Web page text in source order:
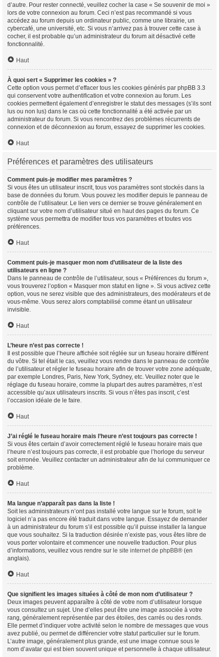
d’autre. Pour rester connecté, veuillez cocher la case « Se souvenir de moi »
lors de votre connexion au forum. Ceci n’est pas recommandé si vous
accédez au forum depuis un ordinateur public, comme une librairie, un
cybercafé, une université, etc. Si vous n’arrivez pas à trouver cette case à
cocher, il est probable qu’un administrateur du forum ait désactivé cette
fonctionnalité.
Haut
À quoi sert « Supprimer les cookies » ?
Cette option vous permet d’effacer tous les cookies générés par phpBB 3.3
qui conservent votre authentification et votre connexion au forum. Les
cookies permettent également d’enregistrer le statut des messages (s’ils sont
lus ou non lus) dans le cas où cette fonctionnalité a été activée par un
administrateur du forum. Si vous rencontrez des problèmes récurrents de
connexion et de déconnexion au forum, essayez de supprimer les cookies.
Haut
Préférences et paramètres des utilisateurs
Comment puis-je modifier mes paramètres ?
Si vous êtes un utilisateur inscrit, tous vos paramètres sont stockés dans la
base de données du forum. Vous pouvez les modifier depuis le panneau de
contrôle de l’utilisateur. Le lien vers ce dernier se trouve généralement en
cliquant sur votre nom d’utilisateur situé en haut des pages du forum. Ce
système vous permettra de modifier tous vos paramètres et toutes vos
préférences.
Haut
Comment puis-je masquer mon nom d’utilisateur de la liste des
utilisateurs en ligne ?
Dans le panneau de contrôle de l’utilisateur, sous « Préférences du forum »,
vous trouverez l’option « Masquer mon statut en ligne ». Si vous activez cette
option, vous ne serez visible que des administrateurs, des modérateurs et de
vous-même. Vous serez alors comptabilisé comme étant un utilisateur
invisible.
Haut
L’heure n’est pas correcte !
Il est possible que l’heure affichée soit réglée sur un fuseau horaire différent
du vôtre. Si tel était le cas, veuillez vous rendre dans le panneau de contrôle
de l’utilisateur et régler le fuseau horaire afin de trouver votre zone adéquate,
par exemple Londres, Paris, New York, Sydney, etc. Veuillez noter que le
réglage du fuseau horaire, comme la plupart des autres paramètres, n’est
accessible qu’aux utilisateurs inscrits. Si vous n’êtes pas inscrit, c’est
l’occasion idéale de le faire.
Haut
J’ai réglé le fuseau horaire mais l’heure n’est toujours pas correcte !
Si vous êtes certain d’avoir correctement réglé le fuseau horaire mais que
l’heure n’est toujours pas correcte, il est probable que l’horloge du serveur
soit erronée. Veuillez contacter un administrateur afin de lui communiquer ce
problème.
Haut
Ma langue n’apparaît pas dans la liste !
Soit les administrateurs n’ont pas installé votre langue sur le forum, soit le
logiciel n’a pas encore été traduit dans votre langue. Essayez de demander
à un administrateur du forum s’il est possible qu’il puisse installer la langue
que vous souhaitez. Si la traduction désirée n’existe pas, vous êtes libre de
vous porter volontaire et commencer une nouvelle traduction. Pour plus
d’informations, veuillez vous rendre sur le site internet de phpBB® (en
anglais).
Haut
Que signifient les images situées à côté de mon nom d’utilisateur ?
Deux images peuvent apparaître à côté de votre nom d’utilisateur lorsque
vous consultez un sujet. Une d’elles peut être une image associée à votre
rang, généralement représentée par des étoiles, des carrés ou des ronds.
Elle permet d’indiquer votre activité selon le nombre de messages que vous
avez publié, ou permet de différencier votre statut particulier sur le forum.
L’autre image, généralement plus grande, est une image connue sous le
nom d’avatar qui est bien souvent unique et personnelle à chaque utilisateur.